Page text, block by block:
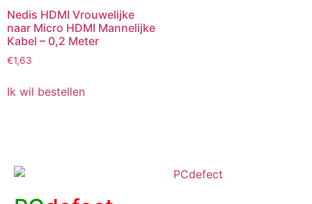
Nedis HDMI Vrouwelijke
naar Micro HDMI Mannelijke
Kabel – 0,2 Meter
€1,63
Ik wil bestellen